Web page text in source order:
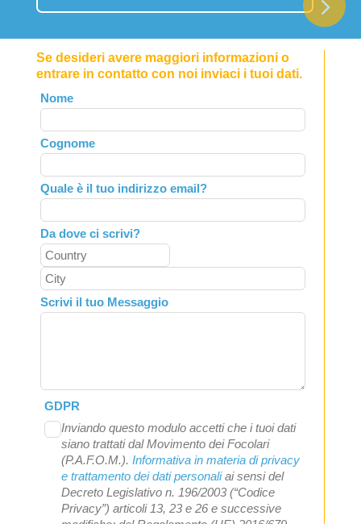
Se desideri avere maggiori informazioni o
entrare in contatto con noi inviaci i tuoi dati.
Leave
this
field
blank
Nome
Cognome
Quale è il tuo indirizzo email?
Da dove ci scrivi?
Scrivi il tuo Messaggio
GDPR
Inviando questo modulo accetti che i tuoi dati
siano trattati dal Movimento dei Focolari
(P.A.F.O.M.). Informativa in materia di privacy
e trattamento dei dati personaliai sensi del
Decreto Legislativo n. 196/2003 (“Codice
Privacy”) articoli 13, 23 e 26 e successive